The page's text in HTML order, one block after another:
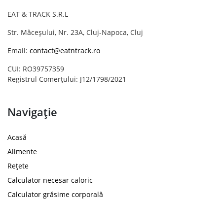
EAT & TRACK S.R.L
Str. Măceșului, Nr. 23A, Cluj-Napoca, Cluj
Email: contact@eatntrack.ro
CUI: RO39757359
Registrul Comerțului: J12/1798/2021
Navigație
Acasă
Alimente
Rețete
Calculator necesar caloric
Calculator grăsime corporală